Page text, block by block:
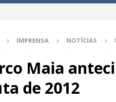
IMPRENSA NOTÍCIAS
Maia
de 2012